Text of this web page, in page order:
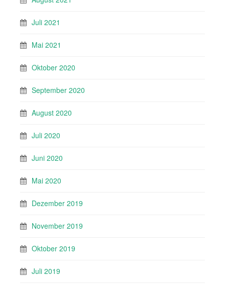
Juli 2021
Mai 2021
Oktober 2020
September 2020
August 2020
Juli 2020
Juni 2020
Mai 2020
Dezember 2019
November 2019
Oktober 2019
Juli 2019